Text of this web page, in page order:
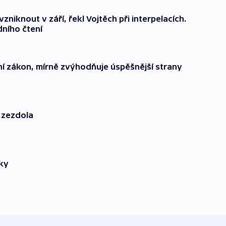
v září, řekl Vojtěch při interpelacích.
čtení
zákon, mírně zvýhodňuje úspěšnější strany